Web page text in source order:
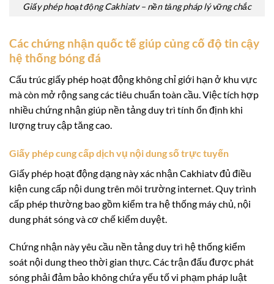
Giấy phép hoạt động Cakhiatv – nền tảng pháp lý vững chắc
Các chứng nhận quốc tế giúp củng cố độ tin cậy
hệ thống bóng đá
Cấu trúc giấy phép hoạt động không chỉ giới hạn ở khu vực
mà còn mở rộng sang các tiêu chuẩn toàn cầu. Việc tích hợp
nhiều chứng nhận giúp nền tảng duy trì tính ổn định khi
lượng truy cập tăng cao.
Giấy phép cung cấp dịch vụ nội dung số trực tuyến
Giấy phép hoạt động dạng này xác nhận Cakhiatv đủ điều
kiện cung cấp nội dung trên môi trường internet. Quy trình
cấp phép thường bao gồm kiểm tra hệ thống máy chủ, nội
dung phát sóng và cơ chế kiểm duyệt.
Chứng nhận này yêu cầu nền tảng duy trì hệ thống kiểm
soát nội dung theo thời gian thực. Các trận đấu được phát
sóng phải đảm bảo không chứa yếu tố vi phạm pháp luật